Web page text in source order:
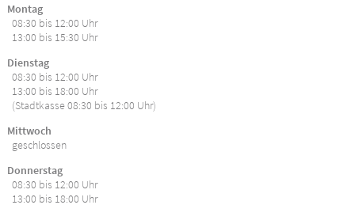
Montag
08:30 bis 12:00 Uhr
13:00 bis 15:30 Uhr
Dienstag
08:30 bis 12:00 Uhr
13:00 bis 18:00 Uhr
(Stadtkasse 08:30 bis 12:00 Uhr)
Mittwoch
geschlossen
Donnerstag
08:30 bis 12:00 Uhr
13:00 bis 18:00 Uhr